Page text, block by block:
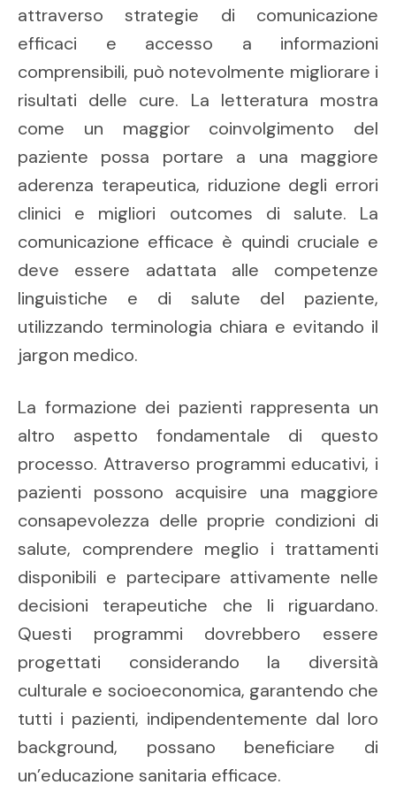
attraverso strategie di comunicazione
efficaci e accesso a informazioni
comprensibili, può notevolmente migliorare i
risultati delle cure. La letteratura mostra
come un maggior coinvolgimento del
paziente possa portare a una maggiore
aderenza terapeutica, riduzione degli errori
clinici e migliori outcomes di salute. La
comunicazione efficace è quindi cruciale e
deve essere adattata alle competenze
linguistiche e di salute del paziente,
utilizzando terminologia chiara e evitando il
jargon medico.
La formazione dei pazienti rappresenta un
altro aspetto fondamentale di questo
processo. Attraverso programmi educativi, i
pazienti possono acquisire una maggiore
consapevolezza delle proprie condizioni di
salute, comprendere meglio i trattamenti
disponibili e partecipare attivamente nelle
decisioni terapeutiche che li riguardano.
Questi programmi dovrebbero essere
progettati considerando la diversità
culturale e socioeconomica, garantendo che
tutti i pazienti, indipendentemente dal loro
background, possano beneficiare di
un’educazione sanitaria efficace.